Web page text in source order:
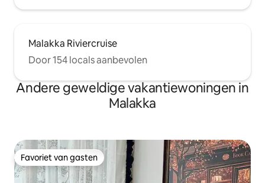
Malakka Riviercruise
Door 154 locals aanbevolen
Andere geweldige vakantiewoningen in
Malakka
Favoriet van gasten
Favoriet van gasten